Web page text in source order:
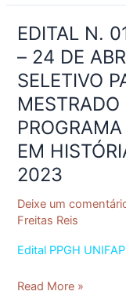
EDITAL N.
– 24 DE
SELETIVO
EM
2023
Deixe um
Freitas Reis
Edital PPGH
EDITAL
–
PPGH/UNIFAP
–
24
ABRIL
DE
2023
SELETIVO
O
Read More »